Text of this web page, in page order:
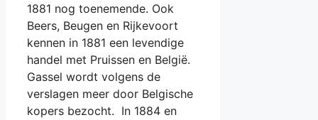
1881 nog toenemende. Ook
Beers, Beugen en Rijkevoort
kennen in 1881 een levendige
handel met Pruissen en België.
Gassel wordt volgens de
verslagen meer door Belgische
kopers bezocht. In 1884 en